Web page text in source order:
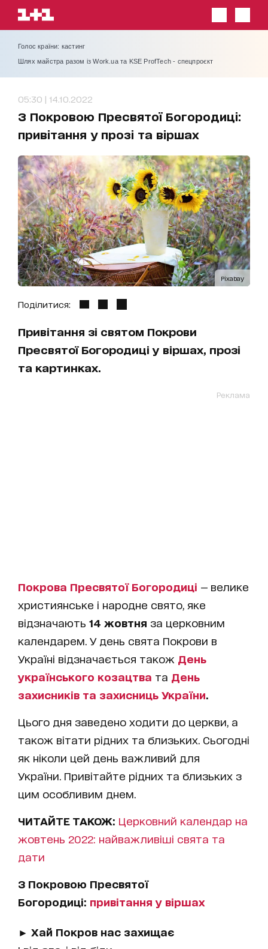
Голос країни: кастинг
Шлях майстра разом із Work.ua та KSE ProfTech - спецпроєкт
05:30 | 14.10.2022
З Покровою Пресвятої Богородиці:
привітання у прозі та віршах
Pixabay
Поділитися:
Привітання зі святом Покрови
Пресвятої Богородиці у віршах, прозі
та картинках.
Реклама
Покрова Пресвятої Богородиці — велике
християнське і народне свято, яке
відзначають 14 жовтня за церковним
календарем. У день свята Покрови в
Україні відзначається також День
українського козацтва та День
захисників та захисниць України.
Цього дня заведено ходити до церкви, а
також вітати рідних та близьких. Сьогодні
як ніколи цей день важливий для
України. Привітайте рідних та близьких з
цим особливим днем.
ЧИТАЙТЕ ТАКОЖ: Церковний календар на
жовтень 2022: найважливіші свята та
дати
З Покровою Пресвятої
Богородиці: привітання у віршах
► Хай Покров нас захищає